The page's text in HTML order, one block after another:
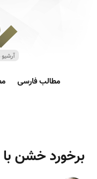
مطالب فارسی
برخورد خشن